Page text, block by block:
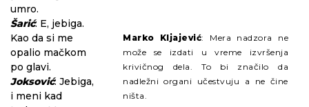
Marko Kljajević: Mera nadzora ne
može se izdati u vreme izvršenja
krivičnog dela. To bi značilo da
nadležni organi učestvuju a ne čine
ništa.
umro.
Šarić: E, jebiga.
Kao da si me
opalio mačkom
po glavi.
Joksović: Jebiga,
i meni kad